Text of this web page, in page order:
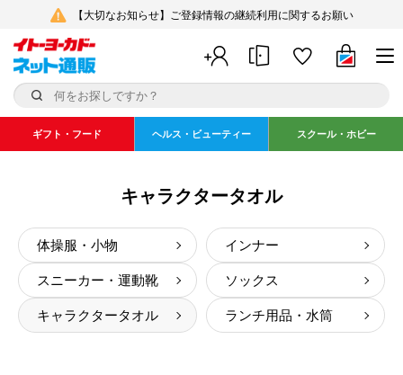
【大切なお知らせ】ご登録情報の継続利用に関するお願い
ギフト・フード ヘルス・ビューティー スクール・ホビー
キャラクタータオル
体操服・小物 インナー
スニーカー・運動靴 ソックス
キャラクタータオル ランチ用品・水筒